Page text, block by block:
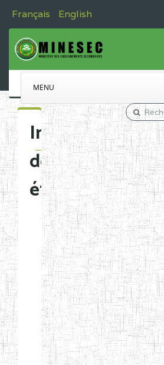
Français English
MENU
Immatriculation
des
établissements
Etablissements
d'enseignement
normal
ENI